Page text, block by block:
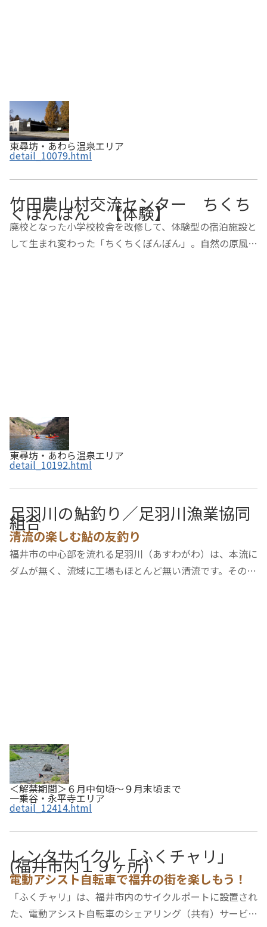
東尋坊・あわら温泉エリア
detail_10079.html
竹田農山村交流センター ちくち
くほんぼん 【体験】
廃校となった小学校校舎を改修して、体験型の宿泊施設と
して生まれ変わった「ちくちくぼんぼん」。自然の原風景
東尋坊・あわら温泉エリア
detail_10192.html
足羽川の鮎釣り／足羽川漁業協同
組合
清流の楽しむ鮎の友釣り
福井市の中心部を流れる足羽川（あすわがわ）は、本流に
ダムが無く、流域に工場もほとんど無い清流です。その上
＜解禁期間＞６月中旬頃～９月末頃まで
一乗谷・永平寺エリア
detail_12414.html
レンタサイクル「ふくチャリ」
(福井市内１９ヶ所)
電動アシスト自転車で福井の街を楽しもう！
「ふくチャリ」は、福井市内のサイクルポートに設置され
た、電動アシスト自転車のシェアリング（共有）サービス